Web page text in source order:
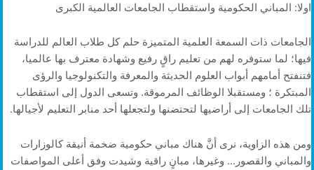
اولا: المباني الحكومية واستقطاب الجامعات العالمية الكبرى
الجامعات ذات السمعة العلمية المتميزة حلم كل طلاب العالم للدراسة
فيها؛ لما ستوفره لهم من تعليم راقٍ رفيع وشهادة معترف بها عالميا،
فتنفتح أمامهم أبواب العلوم الحديثة والمعرفة والتكنولوجيا والرؤى
المبتكرة ؛ ومستقبلا الوظائف المرموقة. وتسعى الدول إلى استقطاب
تلك الجامعات إلى أراضيها لتحتضنها ولتجعلها أحد منابر التعليم لأجيالها.
ومن هذه الزاوية، نرى أنَّ هناك مباني حكومية ضخمة أنيقة كالوزارات
والمباني والقصور… وغيرها، مبانٍ راقية وشيدت وفق أعلى المواصفات